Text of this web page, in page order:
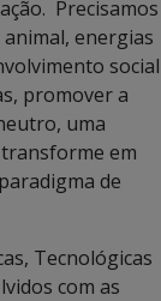
Precisamos
energias
social
promover a
uma
em
de
Tecnológicas
com as